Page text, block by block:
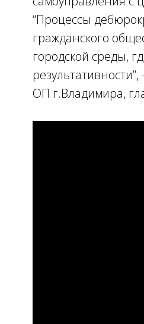
“Процессы
гражданского
городской среды,
ОП г.Владимира,